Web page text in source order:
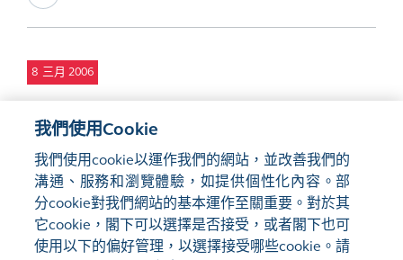
8 三月 2006
2005年企業社會責任報告
我們使用Cookie
我們使用cookie以運作我們的網站，並改善我們的
溝通、服務和瀏覽體驗，如提供個性化內容。部
分cookie對我們網站的基本運作至關重要。對於其
它cookie，閣下可以選擇是否接受，或者閣下也可
使用以下的偏好管理，以選擇接受哪些cookie。請